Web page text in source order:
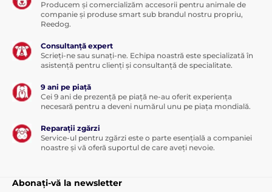
4.160 kcal/kg.
Dozaj:
Greutatea câinelui (kg)
Rație zilnică (buc) 0,5 2 3
Brit Jerky Snack este un supliment sănătos, cărnos și
gustos la dieta regulată a câinelui dumneavoastră.
parcursul zilei. Nu înlocuiți hrana obișnuită, pentru a
Producem și comercializăm accesorii pentru animale de
companie și produse smart sub brandul nostru propriu,
Reedog.
Consultanță expert
Scrieți-ne sau sunați-ne. Echipa noastră este specializată în
asistență pentru clienți și consultanță de specialitate.
9 ani pe piață
Cei 9 ani de prezență pe piață ne-au oferit experiența
necesară pentru a deveni numărul unu pe piața mondială.
Reparații zgărzi
Service-ul pentru zgărzi este o parte esențială a companiei
noastre și vă oferă suportul de care aveți nevoie.
Abonați-vă la newsletter